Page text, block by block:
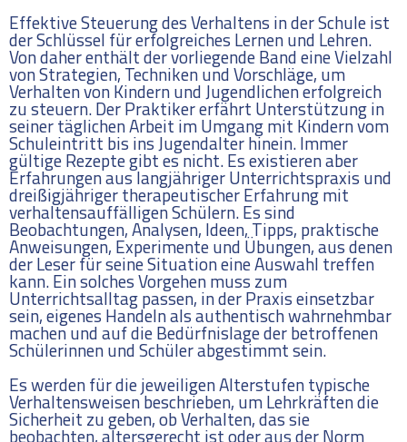
Effektive Steuerung des Verhaltens in der Schule ist
der Schlüssel für erfolgreiches Lernen und Lehren.
Von daher enthält der vorliegende Band eine Vielzahl
von Strategien, Techniken und Vorschläge, um
Verhalten von Kindern und Jugendlichen erfolgreich
zu steuern. Der Praktiker erfährt Unterstützung in
seiner täglichen Arbeit im Umgang mit Kindern vom
Schuleintritt bis ins Jugendalter hinein. Immer
gültige Rezepte gibt es nicht. Es existieren aber
Erfahrungen aus langjähriger Unterrichtspraxis und
dreißigjähriger therapeutischer Erfahrung mit
verhaltensauffälligen Schülern. Es sind
Beobachtungen, Analysen, Ideen, Tipps, praktische
Anweisungen, Experimente und Übungen, aus denen
der Leser für seine Situation eine Auswahl treffen
kann. Ein solches Vorgehen muss zum
Unterrichtsalltag passen, in der Praxis einsetzbar
sein, eigenes Handeln als authentisch wahrnehmbar
machen und auf die Bedürfnislage der betroffenen
Schülerinnen und Schüler abgestimmt sein.
Es werden für die jeweiligen Alterstufen typische
Verhaltensweisen beschrieben, um Lehrkräften die
Sicherheit zu geben, ob Verhalten, das sie